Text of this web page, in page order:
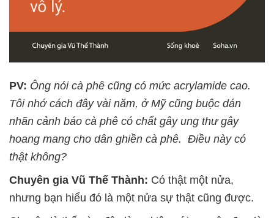
PV: Ông nói cà phê cũng có mức acrylamide cao.
Tôi nhớ cách đây vài năm, ở Mỹ cũng buộc dán
nhãn cảnh báo cà phê có chất gây ung thư gây
hoang mang cho dân ghiền cà phê. Điều này có
thật không?
Chuyên gia Vũ Thế Thành: Có thật một nửa,
nhưng bạn hiểu đó là một nửa sự thật cũng được.